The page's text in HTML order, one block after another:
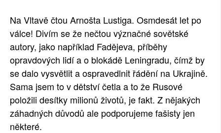
Na Vltavě čtou Arnošta Lustiga. Osmdesát let po
válce! Divím se že nečtou význačné sovětské
autory, jako například Fadějeva, příběhy
opravdových lidí a o blokádě Leningradu, čímž by
se dalo vysvětlit a ospravedlnit řádění na Ukrajině.
Sama jsem to v dětství četla a to že Rusové
položili desítky milionů životů, je fakt. Z nějakých
záhadných důvodů ale podporujeme fašisty jen
některé.